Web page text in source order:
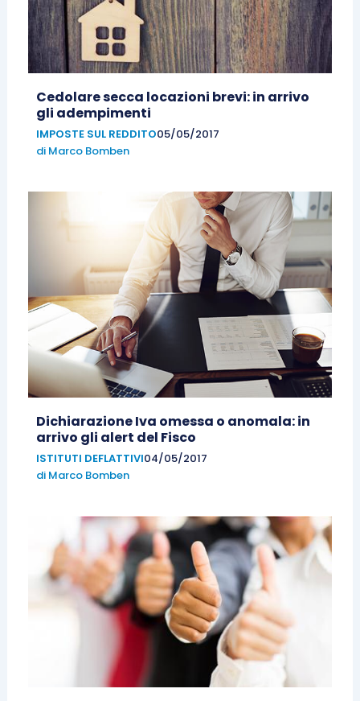
Cedolare secca locazioni brevi: in arrivo
gli adempimenti
IMPOSTE SUL REDDITO05/05/2017
di Marco Bomben
Dichiarazione Iva omessa o anomala: in
arrivo gli alert del Fisco
ISTITUTI DEFLATTIVI04/05/2017
di Marco Bomben